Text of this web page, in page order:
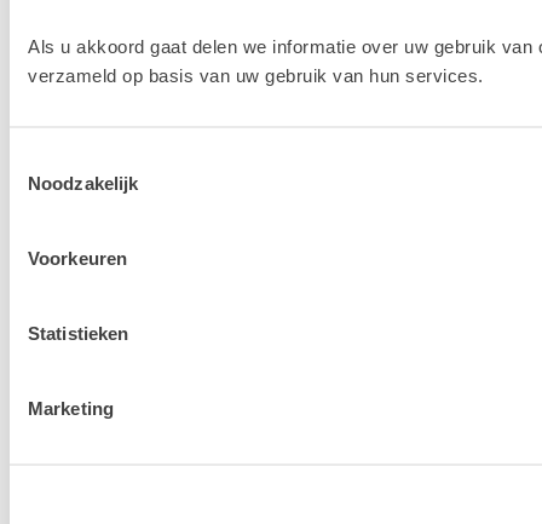
Als u akkoord gaat delen we informatie over uw gebruik
verzameld op basis van uw gebruik van hun services.
Noodzakelijk
Voorkeuren
Statistieken
Marketing